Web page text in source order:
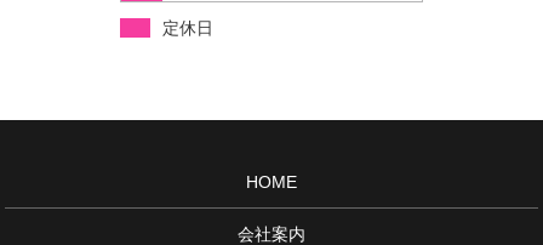
定休日
HOME
会社案内